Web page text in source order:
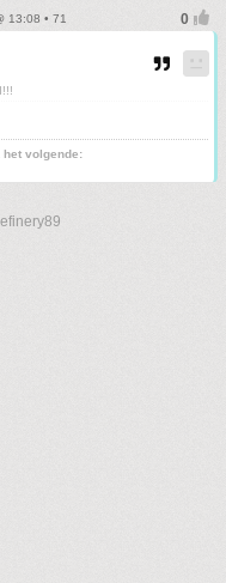
13:08 • 71
het volgende: